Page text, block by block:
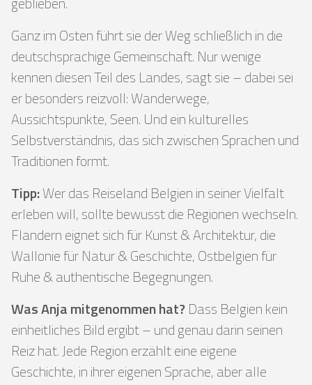
Ganz im Osten führt sie der Weg schließlich in die
deutschsprachige Gemeinschaft. Nur wenige
kennen diesen Teil des Landes, sagt sie – dabei sei
er besonders reizvoll: Wanderwege,
Aussichtspunkte, Seen. Und ein kulturelles
Selbstverständnis, das sich zwischen Sprachen und
Traditionen formt.
Tipp:Wer das Reiseland Belgien in seiner Vielfalt
erleben will, sollte bewusst die Regionen wechseln.
Flandern eignet sich für Kunst & Architektur, die
Wallonie für Natur & Geschichte, Ostbelgien für
Ruhe & authentische Begegnungen.
Was Anja mitgenommen hat?Dass Belgien kein
einheitliches Bild ergibt – und genau darin seinen
Reiz hat. Jede Region erzählt eine eigene
Geschichte, in ihrer eigenen Sprache, aber alle